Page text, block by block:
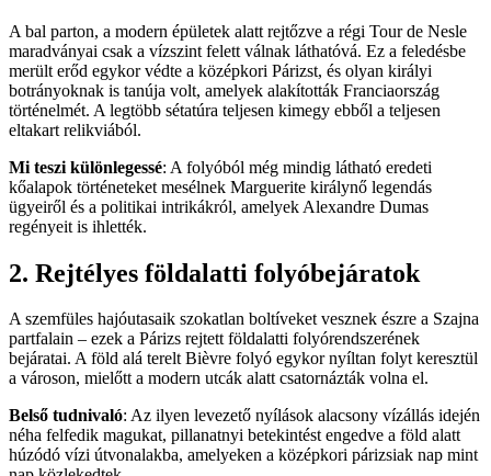
A bal parton, a modern épületek alatt rejtőzve a régi Tour de Nesle
maradványai csak a vízszint felett válnak láthatóvá. Ez a feledésbe
merült erőd egykor védte a középkori Párizst, és olyan királyi
botrányoknak is tanúja volt, amelyek alakították Franciaország
történelmét. A legtöbb sétatúra teljesen kimegy ebből a teljesen
eltakart relikviából.
Mi teszi különlegessé: A folyóból még mindig látható eredeti
kőalapok történeteket mesélnek Marguerite királynő legendás
ügyeiről és a politikai intrikákról, amelyek Alexandre Dumas
regényeit is ihlették.
2. Rejtélyes földalatti folyóbejáratok
A szemfüles hajóutasaik szokatlan boltíveket vesznek észre a Szajna
partfalain – ezek a Párizs rejtett földalatti folyórendszerének
bejáratai. A föld alá terelt Bièvre folyó egykor nyíltan folyt keresztül
a városon, mielőtt a modern utcák alatt csatornázták volna el.
Belső tudnivaló: Az ilyen levezető nyílások alacsony vízállás idején
néha felfedik magukat, pillanatnyi betekintést engedve a föld alatt
húzódó vízi útvonalakba, amelyeken a középkori párizsiak nap mint